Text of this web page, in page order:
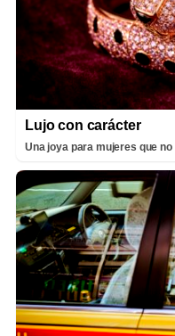
Lujo con carácter
Una joya para mujeres que